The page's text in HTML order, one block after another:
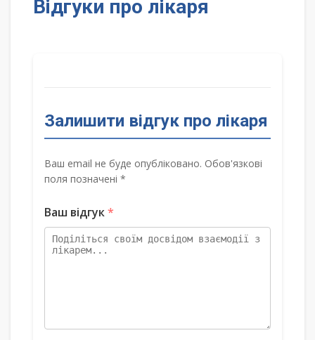
Відгуки про лікаря
Залишити відгук про лікаря
Ваш email не буде опубліковано. Обов'язкові
поля позначені *
Ваш відгук*